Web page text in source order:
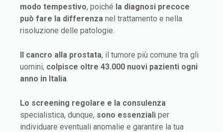
modo tempestivo, poiché la diagnosi precoce
può fare la differenza nel trattamento e nella
risoluzione delle patologie.
Il cancro alla prostata, il tumore più comune tra gli
uomini, colpisce oltre 43.000 nuovi pazienti ogni
anno in Italia.
Lo screening regolare e la consulenza
specialistica, dunque, sono essenziali per
individuare eventuali anomalie e garantire la tua